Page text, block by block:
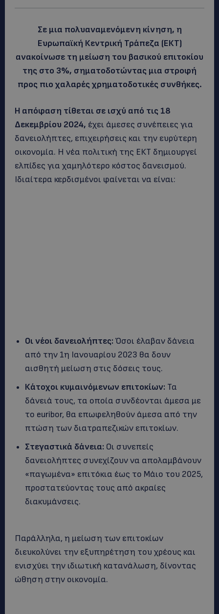
Σε μια πολυαναμενόμενη κίνηση, η
Ευρωπαϊκή Κεντρική Τράπεζα (ΕΚΤ)
ανακοίνωσε τη μείωση του βασικού επιτοκίου
της στο 3%, σηματοδοτώντας μια στροφή
προς πιο χαλαρές χρηματοδοτικές συνθήκες.
Η απόφαση τίθεται σε ισχύ από τις 18
Δεκεμβρίου 2024, έχει άμεσες συνέπειες για
δανειολήπτες, επιχειρήσεις και την ευρύτερη
οικονομία. Η νέα πολιτική της ΕΚΤ δημιουργεί
ελπίδες για χαμηλότερο κόστος δανεισμού.
Ιδιαίτερα κερδισμένοι φαίνεται να είναι:
Οι νέοι δανειολήπτες: Όσοι έλαβαν δάνεια
από την 1η Ιανουαρίου 2023 θα δουν
αισθητή μείωση στις δόσεις τους.
Κάτοχοι κυμαινόμενων επιτοκίων: Τα
δάνειά τους, τα οποία συνδέονται άμεσα με
το euribor, θα επωφεληθούν άμεσα από την
πτώση των διατραπεζικών επιτοκίων.
Στεγαστικά δάνεια: Οι συνεπείς
δανειολήπτες συνεχίζουν να απολαμβάνουν
«παγωμένα» επιτόκια έως το Μάιο του 2025,
προστατεύοντας τους από ακραίες
διακυμάνσεις.
Παράλληλα, η μείωση των επιτοκίων
διευκολύνει την εξυπηρέτηση του χρέους και
ενισχύει την ιδιωτική κατανάλωση, δίνοντας
ώθηση στην οικονομία.